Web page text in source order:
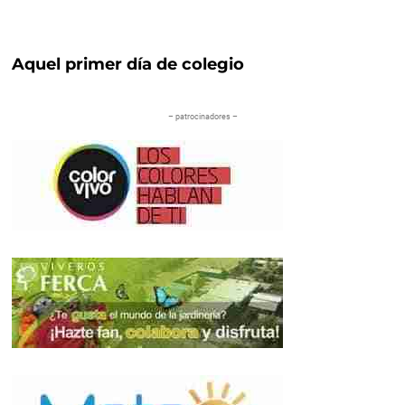
Aquel primer día de colegio
– patrocinadores –